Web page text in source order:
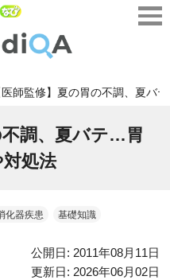
医師監修】夏の胃の不調、夏
不調、夏バテ…胃
処法
化器疾患 基礎知識
公開日: 2011年08月11日
更新日: 2026年06月02日